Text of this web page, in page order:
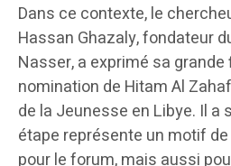
Dans ce contexte, le
Hassan Ghazaly, fondateur
Nasser, a exprimé sa
nomination de Hitam Al
de la Jeunesse en Libye. Il a
étape représente un motif
pour le forum, mais aussi